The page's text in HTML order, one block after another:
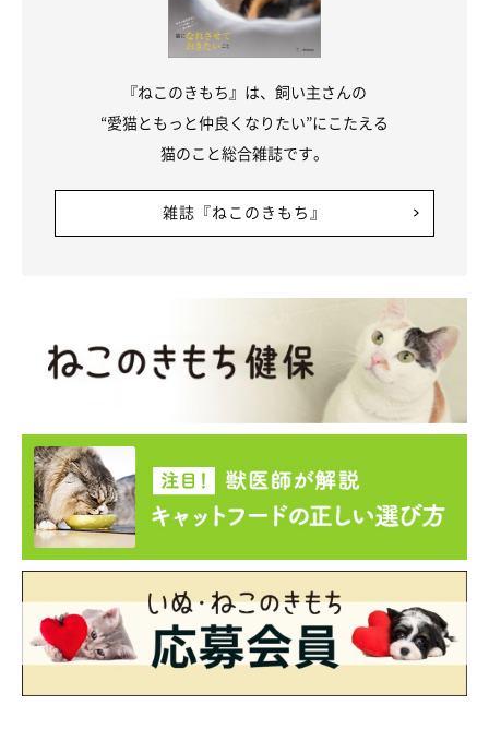
『ねこのきもち』は、飼い主さんの
“愛猫ともっと仲良くなりたい”にこたえる
猫のこと総合雑誌です。
雑誌『ねこのきもち』